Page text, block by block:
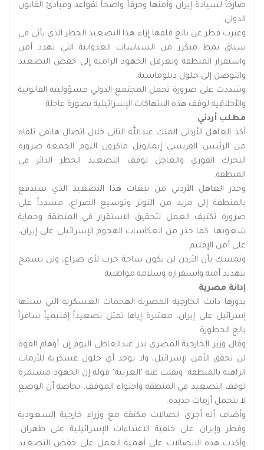
صارخاً لسيادة إيران وأمنها وخرقاً واضحاً لقواعد ومبادئ القانون
الدولي.
وعبرت قطر عن بالغ قلقها إزاء هذا التصعيد الخطر الذي يأتي في
سياق نمط متكرر من السياسات العدوانية التي تهدد أمن
واستقرار المنطقة وتعرقل الجهود الرامية إلى خفض التصعيد
والتوصل إلى حلول دبلوماسية.
وشددت على ضرورة تحمل المجتمع الدولي مسؤوليته القانونية
والأخلاقية لوقف هذه الانتهاكات الإسرائيلية بصورة عاجلة.
مطلب أردني
أكد العاهل الأردني الملك عبدﷲ الثاني خلال اتصال هاتفي تلقاه
من الرئيس الفرنسي إيمانويل ماكرون اليوم الجمعة ضرورة
التحرك الفوري والعاجل لوقف التصعيد الخطر الدائر في
المنطقة.
وحذر العاهل الأردني من تبعات هذا التصعيد الذي سيدفع
بالمنطقة إلى مزيد من التوتر وتوسيع الصراع، مشدداً على
ضرورة تكثيف العمل لتحقيق الاستقرار في المنطقة وحماية
شعوبها. كما حذر من انعكاسات الهجوم الإسرائيلي على إيران،
على أمن الإقليم.
وتمسك بأن الأردن لن يكون ساحة حرب لأي صراع، ولن يسمح
بتهديد أمنه واستقراره وسلامة مواطنيه.
إدانة مصرية
بدورها دانت الخارجية المصرية الهجمات العسكرية التي شنتها
إسرائيل على إيران، معتبرة إياها تمثل تصعيداً إقليمياً سافراً
بالغ الخطورة.
وقال وزير الخارجية المصري بدر عبدالعاطي اليوم إن أوهام القوة
لن تحقق الأمن لإسرائيل، ولا يوجد أي حلول عسكرية للأزمات
الراهنة بالمنطقة. ونقلت عنه "العربية" قوله إن الجهود مستمرة
لوقف التصعيد في المنطقة واحتواء الموقف، بخاصة أن الوضع
لا يتحمل أزمات جديدة.
وأضاف أنه أجرى اتصالات مكثفة مع وزراء خارجية السعودية
وقطر وإيران على خلفية الاعتداءات الإسرائيلية على طهران.
وأكدت هذه الاتصالات على أهمية العمل على خفض التصعيد